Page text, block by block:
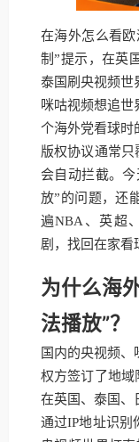
在海外怎么看
制”提示，在英
泰国刷央视频世
咪咕视频想追
个海外党看球时
版权协议通常
会自动拦截。
放”的问题，还
遍NBA、英超
剧，找回在家看
为什么海
法播放”？
国内的央视频
权方签订了地域
在英国、泰国、
通过IP地址识别